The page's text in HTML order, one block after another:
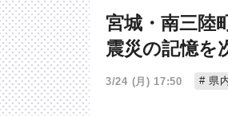
宮城・南三陸
震災の記憶を
3/24 (月) 17:50 県